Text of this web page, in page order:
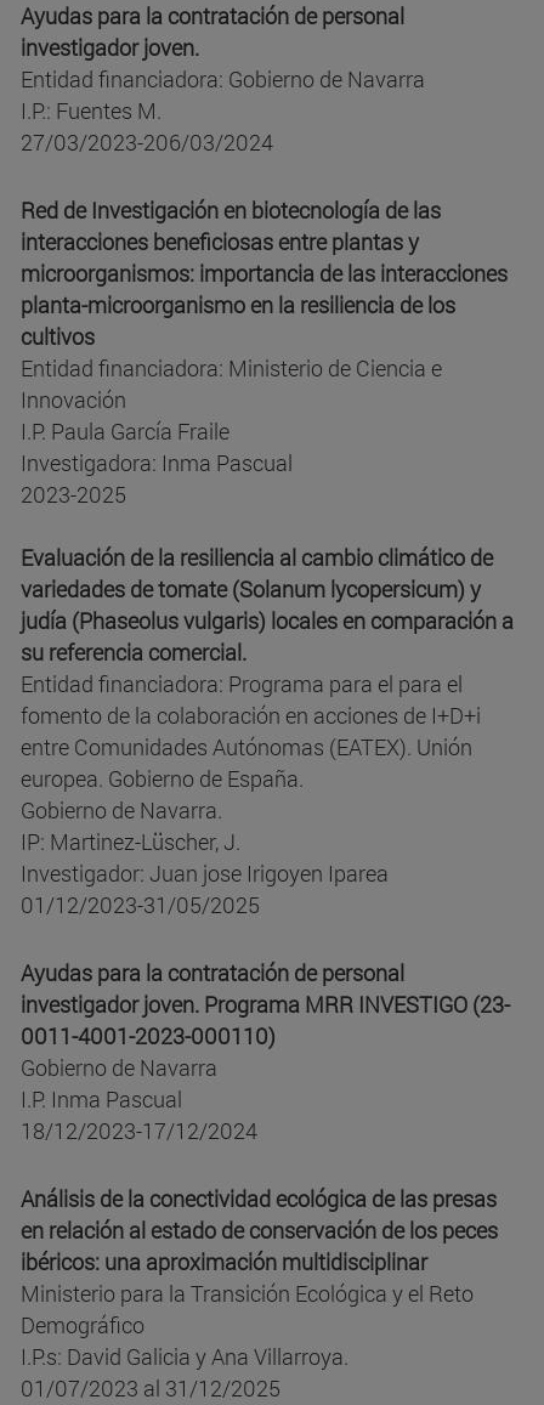
Ayudas para la contratación de personal
investigador joven.
Entidad financiadora: Gobierno de Navarra
I.P.: Fuentes M.
27/03/2023-206/03/2024
Red de Investigación en biotecnología de las
interacciones beneficiosas entre plantas y
microorganismos: importancia de las interacciones
planta-microorganismo en la resiliencia de los
cultivos
Entidad financiadora: Ministerio de Ciencia e
Innovación
I.P. Paula García Fraile
Investigadora: Inma Pascual
2023-2025
Evaluación de la resiliencia al cambio climático de
variedades de tomate (Solanum lycopersicum) y
judía (Phaseolus vulgaris) locales en comparación a
su referencia comercial.
Entidad financiadora: Programa para el para el
fomento de la colaboración en acciones de I+D+i
entre Comunidades Autónomas (EATEX). Unión
europea. Gobierno de España.
Gobierno de Navarra.
IP: Martinez-Lüscher, J.
Investigador: Juan jose Irigoyen Iparea
01/12/2023-31/05/2025
Ayudas para la contratación de personal
investigador joven. Programa MRR INVESTIGO (23-
0011-4001-2023-000110)
Gobierno de Navarra
I.P. Inma Pascual
18/12/2023-17/12/2024
Análisis de la conectividad ecológica de las presas
en relación al estado de conservación de los peces
ibéricos: una aproximación multidisciplinar
Ministerio para la Transición Ecológica y el Reto
Demográfico
I.P.s: David Galicia y Ana Villarroya.
01/07/2023 al 31/12/2025